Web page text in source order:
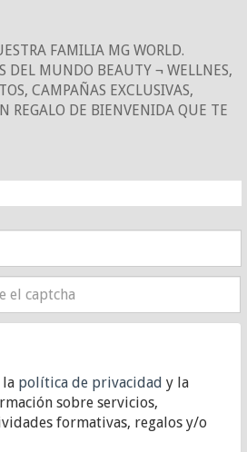
FAMILIA MG WORLD.
DEL MUNDO BEAUTY ¬ WELLNES,
CAMPAÑAS EXCLUSIVAS,
REGALO DE BIENVENIDA QUE TE
la política de privacidad y la
sobre servicios,
formativas, regalos y/o